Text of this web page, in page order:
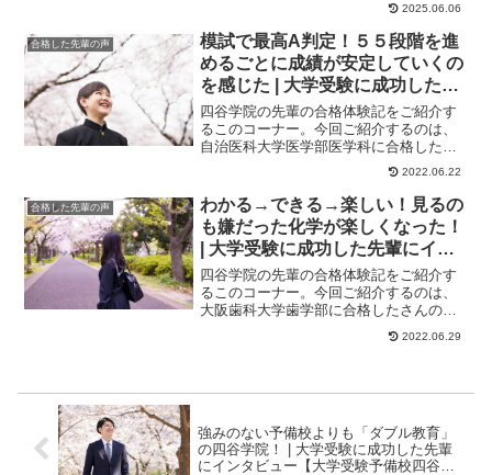
2025.06.06
合格した先輩の声
模試で最高A判定！５５段階を進
めるごとに成績が安定していくの
を感じた | 大学受験に成功した先
輩にインタビュー【大学受験予備
校四谷学院】
四谷学院の先輩の合格体験記をご紹介す
るこのコーナー。今回ご紹介するのは、
自治医科大学医学部医学科に合格したく
んのストーリーです。学習の遅れを感じ
2022.06.22
合格した先輩の声
わかる→できる→楽しい！見るの
も嫌だった化学が楽しくなった！
| 大学受験に成功した先輩にイン
タビュー【大学受験予備校四谷学
院】
四谷学院の先輩の合格体験記をご紹介す
るこのコーナー。今回ご紹介するのは、
大阪歯科大学歯学部に合格したさんのス
トーリーです。基礎ができていなかった
2022.06.29
強みのない予備校よりも「ダブル教育」
の四谷学院！ | 大学受験に成功した先輩
にインタビュー【大学受験予備校四谷学